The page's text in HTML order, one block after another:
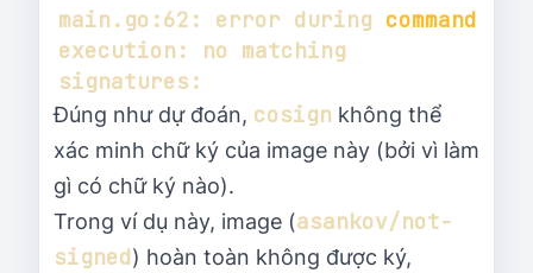
main.go:62: error during command
execution: no matching
Đúng như dự đoán, cosign không thể
xác minh chữ ký của image này (bởi vì làm
gì có chữ ký nào).
Trong ví dụ này, image (asankov/not-
signed) hoàn toàn không được ký,